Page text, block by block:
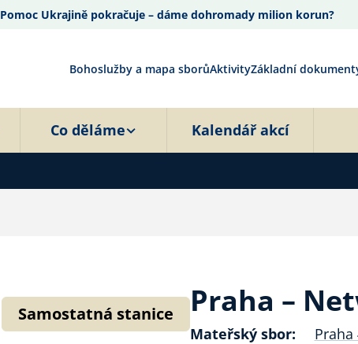
Pomoc Ukrajině pokračuje – dáme dohromady milion korun?
Bohoslužby a mapa sborůAktivityZákladní
Co děláme Kalendář akcí
Samostatná stanice Praha –
Mateřský sbor: Praha